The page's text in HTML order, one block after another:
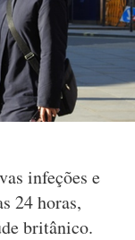
infeções e
24 horas,
britânico.